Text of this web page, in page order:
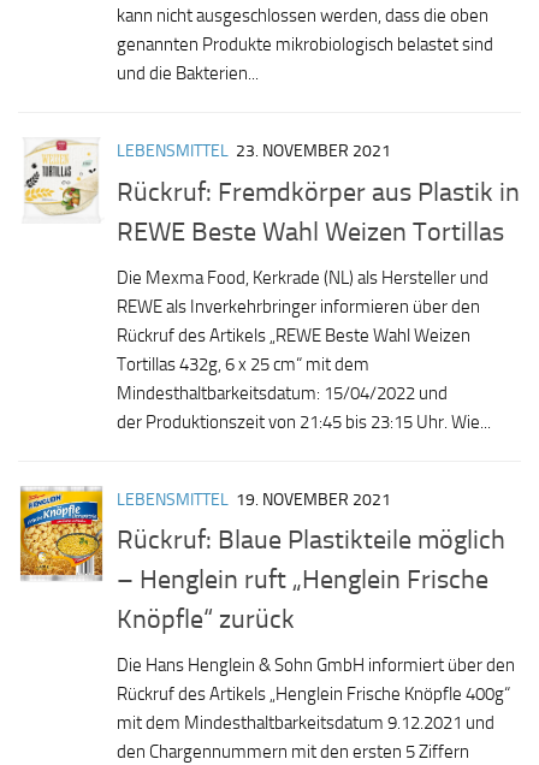
kann nicht ausgeschlossen werden, dass die oben
genannten Produkte mikrobiologisch belastet sind
und die Bakterien...
LEBENSMITTEL 23. NOVEMBER 2021
Rückruf: Fremdkörper aus Plastik in
REWE Beste Wahl Weizen Tortillas
Die Mexma Food, Kerkrade (NL) als Hersteller und
REWE als Inverkehrbringer informieren über den
Rückruf des Artikels „REWE Beste Wahl Weizen
Tortillas 432g, 6 x 25 cm“ mit dem
Mindesthaltbarkeitsdatum: 15/04/2022 und
der Produktionszeit von 21:45 bis 23:15 Uhr. Wie...
LEBENSMITTEL 19. NOVEMBER 2021
Rückruf: Blaue Plastikteile möglich
– Henglein ruft „Henglein Frische
Knöpfle“ zurück
Die Hans Henglein & Sohn GmbH informiert über den
Rückruf des Artikels „Henglein Frische Knöpfle 400g“
mit dem Mindesthaltbarkeitsdatum 9.12.2021 und
den Chargennummern mit den ersten 5 Ziffern